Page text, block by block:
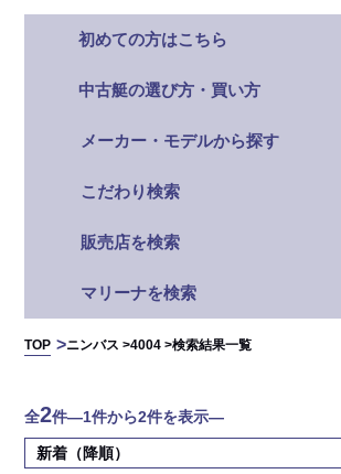
初めての方はこちら
中古艇の選び方・買い方
メーカー・モデルから探す
こだわり検索
販売店を検索
マリーナを検索
TOP ニンバス >4004 >検索結果一覧
全2件―1件から2件を表示―